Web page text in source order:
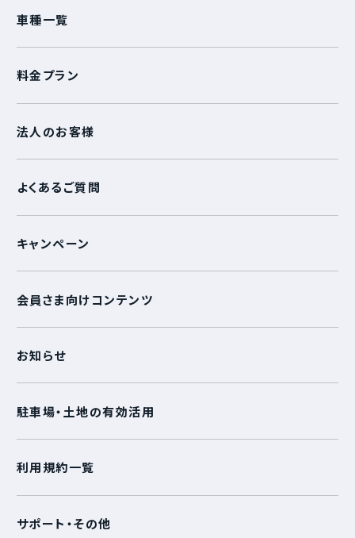
サポート・その他
車種一覧
料金プラン
法人のお客様
よくあるご質問
キャンペーン
会員さま向けコンテンツ
お知らせ
駐車場・土地の有効活用
利用規約一覧